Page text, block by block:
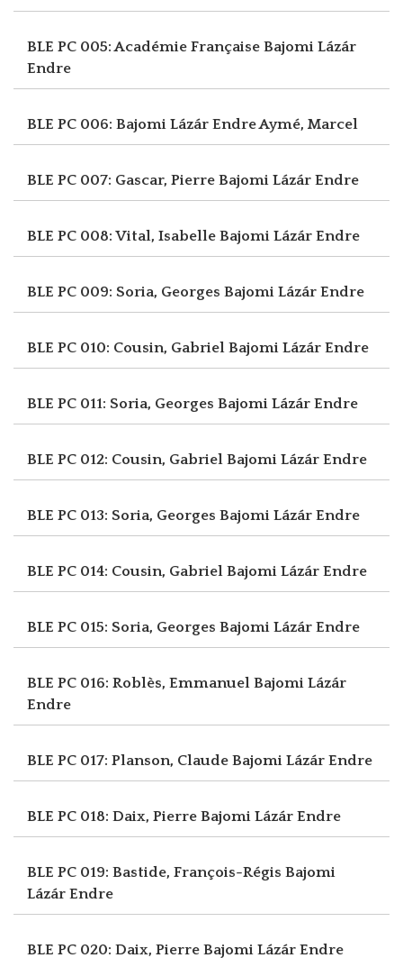
BLE PC 005: Académie Française Bajomi Lázár
Endre
BLE PC 006: Bajomi Lázár EndreAymé, Marcel
BLE PC 007: Gascar, Pierre Bajomi Lázár Endre
BLE PC 008: Vital, Isabelle Bajomi Lázár Endre
BLE PC 009: Soria, Georges Bajomi Lázár Endre
BLE PC 010: Cousin, Gabriel Bajomi Lázár Endre
BLE PC 011: Soria, Georges Bajomi Lázár Endre
BLE PC 012: Cousin, Gabriel Bajomi Lázár Endre
BLE PC 013: Soria, Georges Bajomi Lázár Endre
BLE PC 014: Cousin, Gabriel Bajomi Lázár Endre
BLE PC 015: Soria, Georges Bajomi Lázár Endre
BLE PC 016: Roblès, Emmanuel Bajomi Lázár
Endre
BLE PC 017: Planson, Claude Bajomi Lázár Endre
BLE PC 018: Daix, Pierre Bajomi Lázár Endre
BLE PC 019: Bastide, François-Régis Bajomi
Lázár Endre
BLE PC 020: Daix, Pierre Bajomi Lázár Endre